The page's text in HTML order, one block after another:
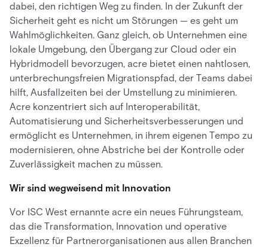
dabei, den richtigen Weg zu finden. In der Zukunft der
Sicherheit geht es nicht um Störungen — es geht um
Wahlmöglichkeiten. Ganz gleich, ob Unternehmen eine
lokale Umgebung, den Übergang zur Cloud oder ein
Hybridmodell bevorzugen, acre bietet einen nahtlosen,
unterbrechungsfreien Migrationspfad, der Teams dabei
hilft, Ausfallzeiten bei der Umstellung zu minimieren.
Acre konzentriert sich auf Interoperabilität,
Automatisierung und Sicherheitsverbesserungen und
ermöglicht es Unternehmen, in ihrem eigenen Tempo zu
modernisieren, ohne Abstriche bei der Kontrolle oder
Zuverlässigkeit machen zu müssen.
Wir sind wegweisend mit Innovation
Vor ISC West ernannte acre ein neues Führungsteam,
das die Transformation, Innovation und operative
Exzellenz für Partnerorganisationen aus allen Branchen